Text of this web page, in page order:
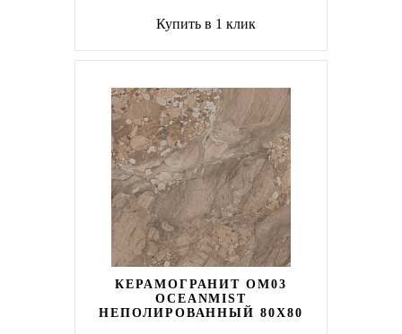
Купить в 1 клик
КЕРАМОГРАНИТ OM03
OCEANMIST
НЕПОЛИРОВАННЫЙ 80X80